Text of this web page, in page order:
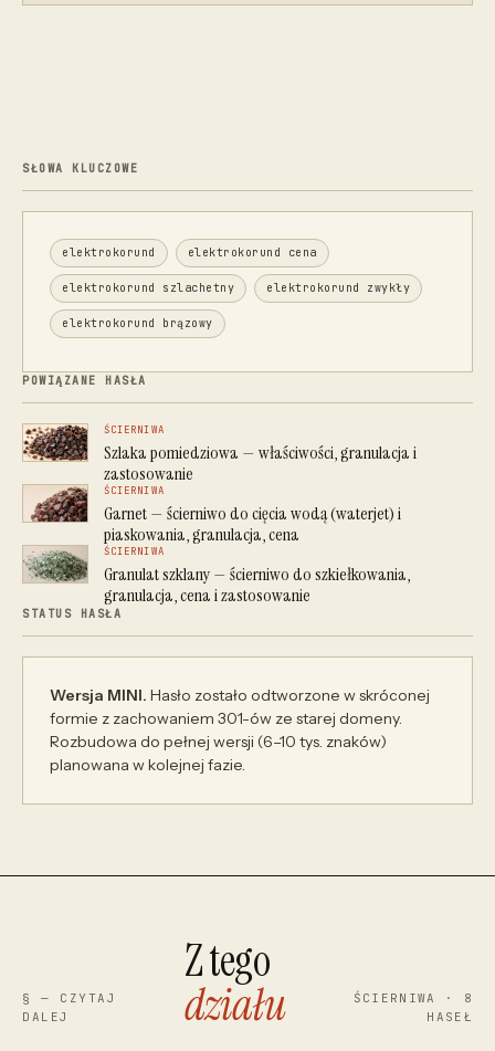
SŁOWA KLUCZOWE
elektrokorund elektrokorund cena
elektrokorund szlachetny elektrokorund zwykły
elektrokorund brązowy
POWIĄZANE HASŁA
ŚCIERNIWA
Szlaka pomiedziowa — właściwości, granulacja i
zastosowanie
ŚCIERNIWA
Garnet — ścierniwo do cięcia wodą (waterjet) i
piaskowania, granulacja, cena
ŚCIERNIWA
Granulat szklany — ścierniwo do szkiełkowania,
granulacja, cena i zastosowanie
STATUS HASŁA
Wersja MINI. Hasło zostało odtworzone w skróconej
formie z zachowaniem 301-ów ze starej domeny.
Rozbudowa do pełnej wersji (6–10 tys. znaków)
planowana w kolejnej fazie.
§ — CZYTAJ
DALEJ
Z tego
działu
ŚCIERNIWA · 8
HASEŁ